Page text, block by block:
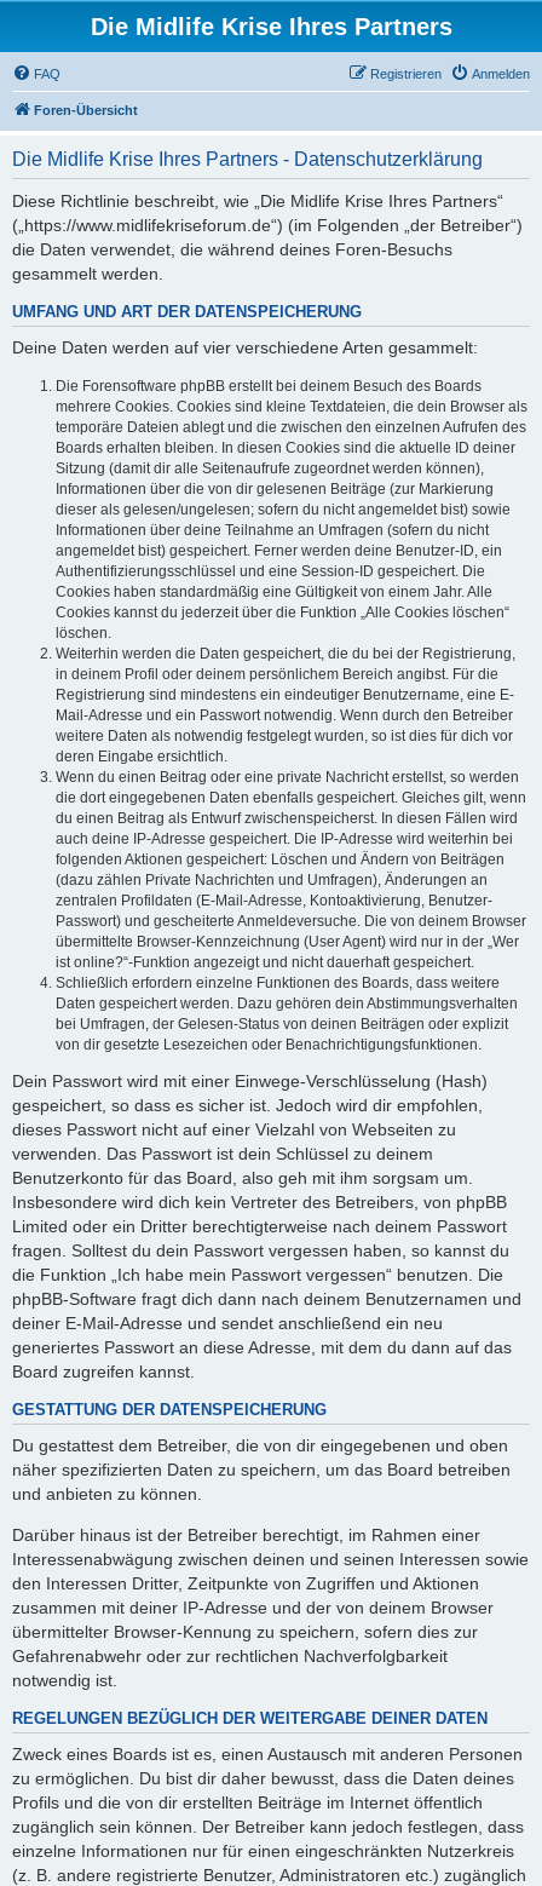
Die Midlife Krise Ihres Partners
FAQ Anmelden
Registrieren
Foren-Übersicht
Die Midlife Krise Ihres Partners - Datenschutzerklärung
Diese Richtlinie beschreibt, wie „Die Midlife Krise Ihres Partners“
(„https://www.midlifekriseforum.de“) (im Folgenden „der Betreiber“)
die Daten verwendet, die während deines Foren-Besuchs
gesammelt werden.
UMFANG UND ART DER DATENSPEICHERUNG
Deine Daten werden auf vier verschiedene Arten gesammelt:
Die Forensoftware phpBB erstellt bei deinem Besuch des Boards
mehrere Cookies. Cookies sind kleine Textdateien, die dein Browser als
temporäre Dateien ablegt und die zwischen den einzelnen Aufrufen des
Boards erhalten bleiben. In diesen Cookies sind die aktuelle ID deiner
Sitzung (damit dir alle Seitenaufrufe zugeordnet werden können),
Informationen über die von dir gelesenen Beiträge (zur Markierung
dieser als gelesen/ungelesen; sofern du nicht angemeldet bist) sowie
Informationen über deine Teilnahme an Umfragen (sofern du nicht
angemeldet bist) gespeichert. Ferner werden deine Benutzer-ID, ein
Authentifizierungsschlüssel und eine Session-ID gespeichert. Die
Cookies haben standardmäßig eine Gültigkeit von einem Jahr. Alle
Cookies kannst du jederzeit über die Funktion „Alle Cookies löschen“
löschen.
Weiterhin werden die Daten gespeichert, die du bei der Registrierung,
in deinem Profil oder deinem persönlichem Bereich angibst. Für die
Registrierung sind mindestens ein eindeutiger Benutzername, eine E-
Mail-Adresse und ein Passwort notwendig. Wenn durch den Betreiber
weitere Daten als notwendig festgelegt wurden, so ist dies für dich vor
deren Eingabe ersichtlich.
Wenn du einen Beitrag oder eine private Nachricht erstellst, so werden
die dort eingegebenen Daten ebenfalls gespeichert. Gleiches gilt, wenn
du einen Beitrag als Entwurf zwischenspeicherst. In diesen Fällen wird
auch deine IP-Adresse gespeichert. Die IP-Adresse wird weiterhin bei
folgenden Aktionen gespeichert: Löschen und Ändern von Beiträgen
(dazu zählen Private Nachrichten und Umfragen), Änderungen an
zentralen Profildaten (E-Mail-Adresse, Kontoaktivierung, Benutzer-
Passwort) und gescheiterte Anmeldeversuche. Die von deinem Browser
übermittelte Browser-Kennzeichnung (User Agent) wird nur in der „Wer
ist online?“-Funktion angezeigt und nicht dauerhaft gespeichert.
Schließlich erfordern einzelne Funktionen des Boards, dass weitere
Daten gespeichert werden. Dazu gehören dein Abstimmungsverhalten
bei Umfragen, der Gelesen-Status von deinen Beiträgen oder explizit
von dir gesetzte Lesezeichen oder Benachrichtigungsfunktionen.
Dein Passwort wird mit einer Einwege-Verschlüsselung (Hash)
gespeichert, so dass es sicher ist. Jedoch wird dir empfohlen,
dieses Passwort nicht auf einer Vielzahl von Webseiten zu
verwenden. Das Passwort ist dein Schlüssel zu deinem
Benutzerkonto für das Board, also geh mit ihm sorgsam um.
Insbesondere wird dich kein Vertreter des Betreibers, von phpBB
Limited oder ein Dritter berechtigterweise nach deinem Passwort
fragen. Solltest du dein Passwort vergessen haben, so kannst du
die Funktion „Ich habe mein Passwort vergessen“ benutzen. Die
phpBB-Software fragt dich dann nach deinem Benutzernamen und
deiner E-Mail-Adresse und sendet anschließend ein neu
generiertes Passwort an diese Adresse, mit dem du dann auf das
Board zugreifen kannst.
GESTATTUNG DER DATENSPEICHERUNG
Du gestattest dem Betreiber, die von dir eingegebenen und oben
näher spezifizierten Daten zu speichern, um das Board betreiben
und anbieten zu können.
Darüber hinaus ist der Betreiber berechtigt, im Rahmen einer
Interessenabwägung zwischen deinen und seinen Interessen sowie
den Interessen Dritter, Zeitpunkte von Zugriffen und Aktionen
zusammen mit deiner IP-Adresse und der von deinem Browser
übermittelter Browser-Kennung zu speichern, sofern dies zur
Gefahrenabwehr oder zur rechtlichen Nachverfolgbarkeit
notwendig ist.
REGELUNGEN BEZÜGLICH DER WEITERGABE DEINER DATEN
Zweck eines Boards ist es, einen Austausch mit anderen Personen
zu ermöglichen. Du bist dir daher bewusst, dass die Daten deines
Profils und die von dir erstellten Beiträge im Internet öffentlich
zugänglich sein können. Der Betreiber kann jedoch festlegen, dass
einzelne Informationen nur für einen eingeschränkten Nutzerkreis
(z. B. andere registrierte Benutzer, Administratoren etc.) zugänglich